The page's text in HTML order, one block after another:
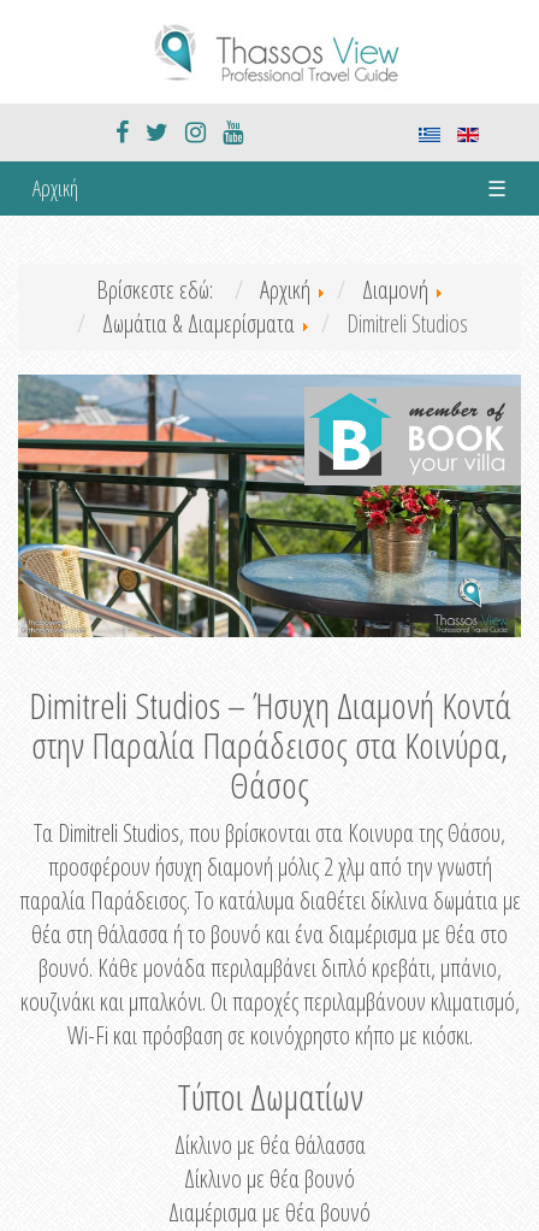
Αρχική ☰
Βρίσκεστε εδώ: Αρχική
Διαμονή
Δωμάτια & Διαμερίσματα
Dimitreli Studios
Dimitreli Studios – Ήσυχη Διαμονή Κοντά
στην Παραλία Παράδεισος στα Κοινύρα,
Θάσος
Τα Dimitreli Studios, που βρίσκονται στα Κοινυρα της Θάσου,
προσφέρουν ήσυχη διαμονή μόλις 2 χλμ από την γνωστή
παραλία Παράδεισος. Το κατάλυμα διαθέτει δίκλινα δωμάτια με
θέα στη θάλασσα ή το βουνό και ένα διαμέρισμα με θέα στο
βουνό. Κάθε μονάδα περιλαμβάνει διπλό κρεβάτι, μπάνιο,
κουζινάκι και μπαλκόνι. Οι παροχές περιλαμβάνουν κλιματισμό,
Wi-Fi και πρόσβαση σε κοινόχρηστο κήπο με κιόσκι.
Τύποι Δωματίων
Δίκλινο με θέα θάλασσα
Δίκλινο με θέα βουνό
Διαμέρισμα με θέα βουνό